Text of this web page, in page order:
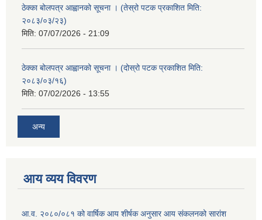
ठेक्का बोलपत्र आह्वानको सूचना । (तेस्रो पटक प्रकाशित मिति:
२०८३/०३/२३)
मिति: 07/07/2026 - 21:09
ठेक्का बोलपत्र आह्वानको सूचना । (दोस्रो पटक प्रकाशित मिति:
२०८३/०३/१६)
मिति: 07/02/2026 - 13:55
अन्य
आय व्यय विवरण
आ.व. २०८०/०८१ को वार्षिक आय शीर्षक अनुसार आय संकलनको सारांश